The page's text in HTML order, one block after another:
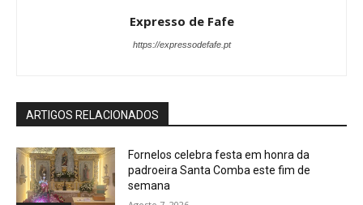
Expresso de Fafe
https://expressodefafe.pt
ARTIGOS RELACIONADOS
Fornelos celebra festa em honra da
padroeira Santa Comba este fim de
semana